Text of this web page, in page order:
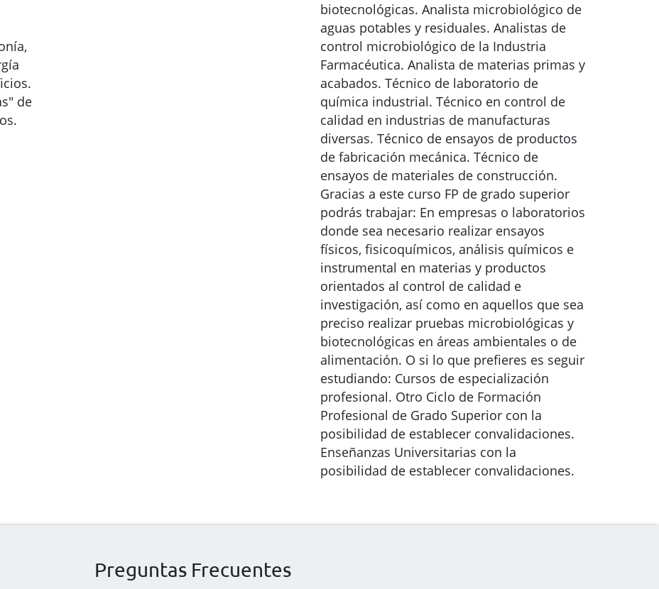
de
biotecnológicas. Analista microbiológico de
aguas potables y residuales. Analistas de
control microbiológico de la Industria
Farmacéutica. Analista de materias primas y
acabados. Técnico de laboratorio de
química industrial. Técnico en control de
calidad en industrias de manufacturas
diversas. Técnico de ensayos de productos
de fabricación mecánica. Técnico de
ensayos de materiales de construcción.
Gracias a este curso FP de grado superior
podrás trabajar: En empresas o laboratorios
donde sea necesario realizar ensayos
físicos, fisicoquímicos, análisis químicos e
instrumental en materias y productos
orientados al control de calidad e
investigación, así como en aquellos que sea
preciso realizar pruebas microbiológicas y
biotecnológicas en áreas ambientales o de
alimentación. O si lo que prefieres es seguir
estudiando: Cursos de especialización
profesional. Otro Ciclo de Formación
Profesional de Grado Superior con la
posibilidad de establecer convalidaciones.
Enseñanzas Universitarias con la
posibilidad de establecer convalidaciones.
Preguntas Frecuentes